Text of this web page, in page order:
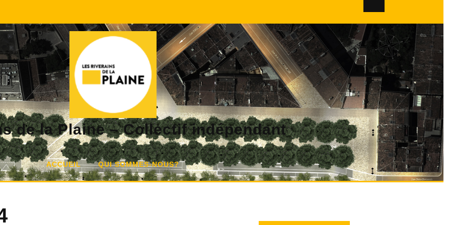
de la Plaine – Collectif indépendant
ACCUEIL QUI SOMMES-NOUS?